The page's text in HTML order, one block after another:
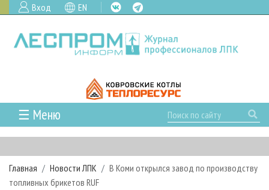
Вход EN
☰ Меню
ГЛАВНАЯ
РУБРИКИ И ТЕМЫ
РУБРИКИ ЖУРНАЛА
НОВОСТИ
Главная Новости ЛПК
В Коми открылся завод по производству
топливных брикетов RUF